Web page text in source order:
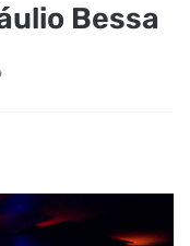
Bessa